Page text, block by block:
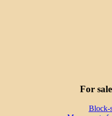
For sale
Block-